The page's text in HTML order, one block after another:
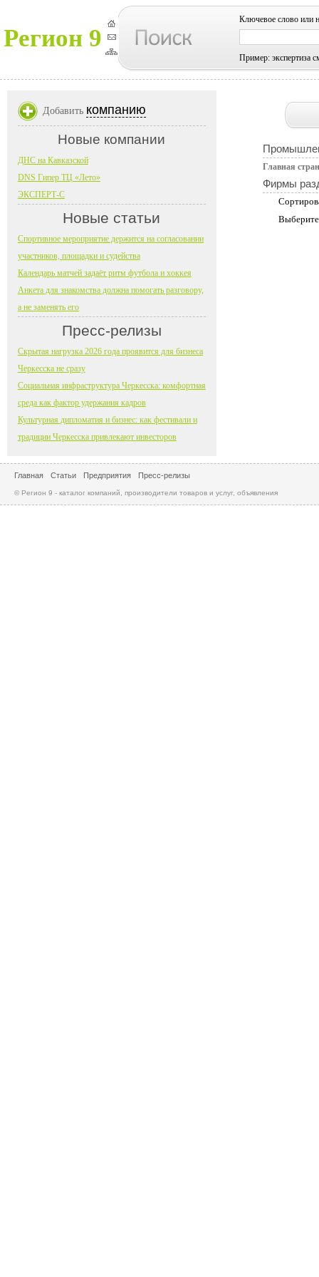
Регион 9
Ключевое слово или
Пример: экспертиза
Главная
Фирмы
Добавить компанию
Новые компании
ДНС на Кавказской
DNS Гипер ТЦ «Лето»
ЭКСПЕРТ-С
Новые статьи
Спортивное мероприятие держится на согласовании
участников, площадки и судейства
Календарь матчей задаёт ритм футбола и хоккея
Анкета для знакомства должна помогать разговору,
а не заменять его
Пресс-релизы
Скрытая нагрузка 2026 года проявится для бизнеса
Черкесска не сразу
Социальная инфраструктура Черкесска: комфортная
среда как фактор удержания кадров
Культурная дипломатия и бизнес: как фестивали и
традиции Черкесска привлекают инвесторов
Главная Статьи Предприятия Пресс-релизы
© Регион 9 - каталог компаний, производители товаров и услуг, объявления